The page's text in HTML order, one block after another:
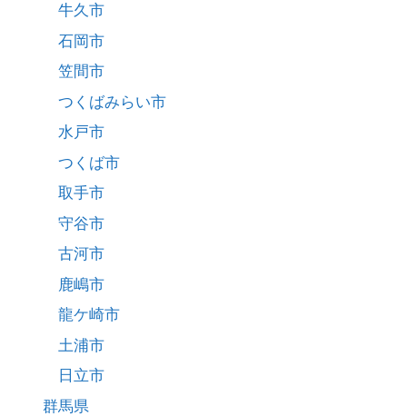
牛久市
石岡市
笠間市
つくばみらい市
水戸市
つくば市
取手市
守谷市
古河市
鹿嶋市
龍ケ崎市
土浦市
日立市
群馬県